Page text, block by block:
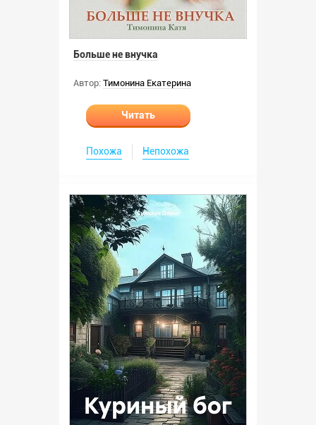
Больше не внучка
Автор: Тимонина Екатерина
Читать
Похожа Непохожа